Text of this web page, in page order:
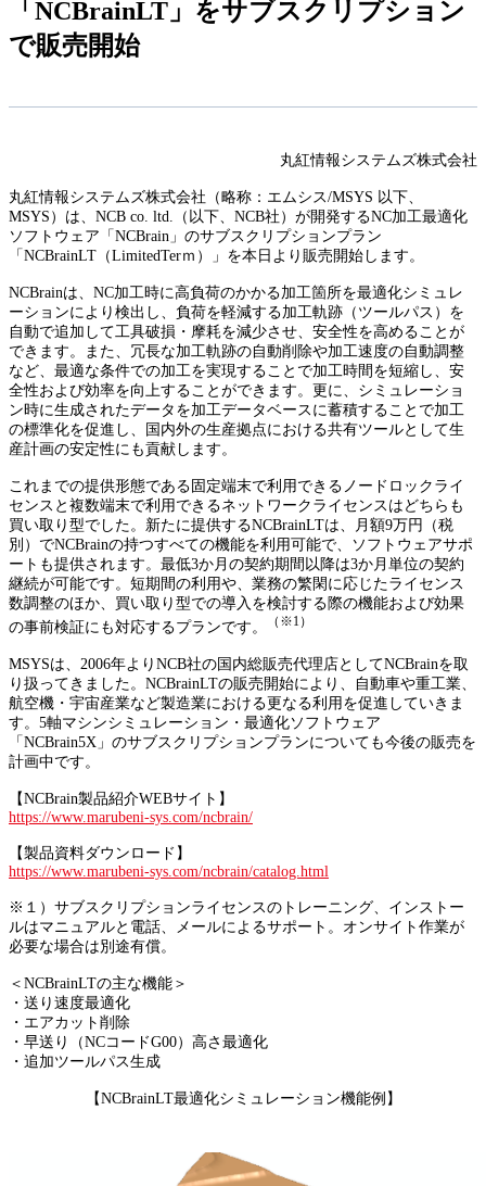
「NCBrainLT」をサブスクリプション
で販売開始
丸紅情報システムズ株式会社
丸紅情報システムズ株式会社（略称：エムシス/MSYS 以下、
MSYS）は、NCB co. ltd.（以下、NCB社）が開発するNC加工最適化
ソフトウェア「NCBrain」のサブスクリプションプラン
「NCBrainLT（LimitedTerｍ）」を本日より販売開始します。
NCBrainは、NC加工時に高負荷のかかる加工箇所を最適化シミュレ
ーションにより検出し、負荷を軽減する加工軌跡（ツールパス）を
自動で追加して工具破損・摩耗を減少させ、安全性を高めることが
できます。また、冗長な加工軌跡の自動削除や加工速度の自動調整
など、最適な条件での加工を実現することで加工時間を短縮し、安
全性および効率を向上することができます。更に、シミュレーショ
ン時に生成されたデータを加工データベースに蓄積することで加工
の標準化を促進し、国内外の生産拠点における共有ツールとして生
産計画の安定性にも貢献します。
これまでの提供形態である固定端末で利用できるノードロックライ
センスと複数端末で利用できるネットワークライセンスはどちらも
買い取り型でした。新たに提供するNCBrainLTは、月額9万円（税
別）でNCBrainの持つすべての機能を利用可能で、ソフトウェアサポ
ートも提供されます。最低3か月の契約期間以降は3か月単位の契約
継続が可能です。短期間の利用や、業務の繁閑に応じたライセンス
数調整のほか、買い取り型での導入を検討する際の機能および効果
の事前検証にも対応するプランです。
（※1）
MSYSは、2006年よりNCB社の国内総販売代理店としてNCBrainを取
り扱ってきました。NCBrainLTの販売開始により、自動車や重工業、
航空機・宇宙産業など製造業における更なる利用を促進していきま
す。5軸マシンシミュレーション・最適化ソフトウェア
「NCBrain5X」のサブスクリプションプランについても今後の販売を
計画中です。
【NCBrain製品紹介WEBサイト】
https://www.marubeni-sys.com/ncbrain/
【製品資料ダウンロード】
https://www.marubeni-sys.com/ncbrain/catalog.html
※１）サブスクリプションライセンスのトレーニング、インストー
ルはマニュアルと電話、メールによるサポート。オンサイト作業が
必要な場合は別途有償。
＜NCBrainLTの主な機能＞
・送り速度最適化
・エアカット削除
・早送り（NCコードG00）高さ最適化
・追加ツールパス生成
【NCBrainLT最適化シミュレーション機能例】